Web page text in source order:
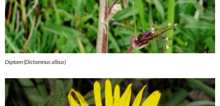
Diptam (Dictamnus albus)